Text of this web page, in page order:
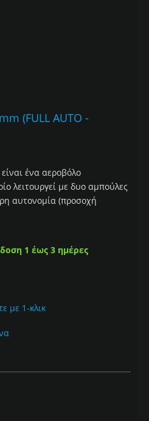
(FULL AUTO -
ένα αεροβόλο
λειτουργεί με δυο αμπούλες
αυτονομία (προσοχή
1 έως 3 ημέρες
με 1-κλικ